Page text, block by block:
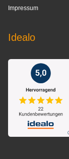
Impressum
Idealo